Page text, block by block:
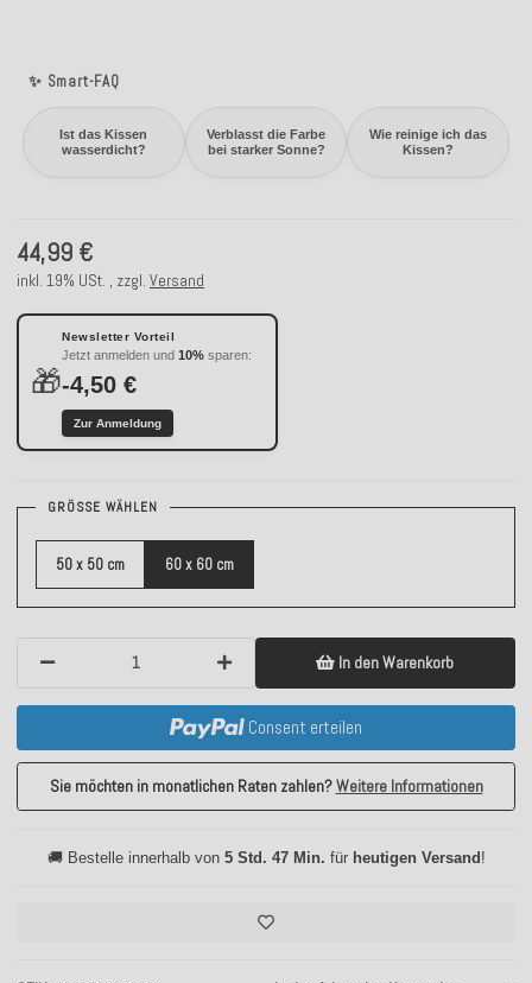
✨ Smart-FAQ
Ist das Kissen
wasserdicht?
Verblasst die Farbe
bei starker Sonne?
Wie reinige ich das
Kissen?
44,99 €
inkl. 19% USt. , zzgl. Versand
🎁
Newsletter Vorteil
Jetzt anmelden und 10% sparen:
-4,50 €
Zur Anmeldung
GRÖSSE WÄHLEN
50 x 50 cm 60 x 60 cm
In den Warenkorb
Consent erteilen
Sie möchten in monatlichen Raten zahlen?Weitere Informationen
🚚 Bestelle innerhalb von 5 Std. 47 Min. für heutigen Versand!